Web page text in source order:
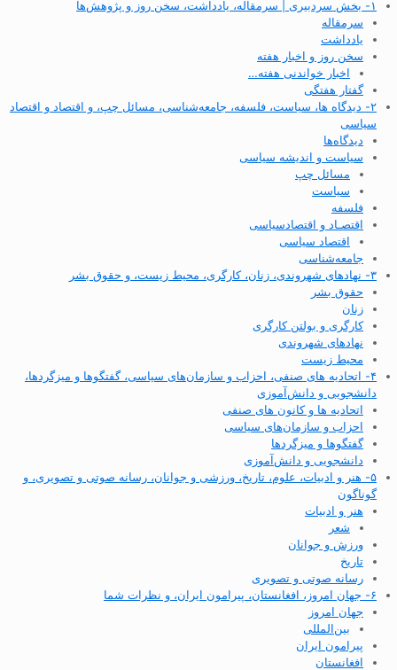
۱- بخش سردبیری | سرمقاله، یادداشت، سخن روز و پژوهش‌ها
سرمقاله
یادداشت
سخن روز و اخبار هفته
اخبار خواندنی هفته…
گفتار هفتگی
۲- دیدگاه ها، سیاست، فلسفه، جامعه‌شناسی، مسائل چپ، و اقتصاد و اقتصاد
سیاسی
دیدگاه‌ها
سیاست و اندیشه سیاسی
مسائل چپ
سیاست
فلسفه
اقتصـاد و اقتصاد‌سیاسی
اقتصاد سیاسی
جامعه‌شناسی
۳- نهادهای شهروندی، زنان، کارگری، محیط زیست، و حقوق بشر
حقوق بشر
زنان
کارگری و بولتن کارگری
نهادهای شهروندی
محیط زیست
۴- اتحادیه های صنفی، احزاب و سازمان‌های سیاسی، گفتگوها و میزگردها،
دانشجویی و دانش‌آموزی
اتحادیه ها و کانون های صنفی
احزاب و سازمان‌های سیاسی
گفتگوها و میزگردها
دانشجویی و دانش‌آموزی
۵- هنر و ادبیات، علوم، تاریخ، ورزشی و جوانان، رسانه صوتی و تصویری، و
گوناگون
هنر و ادبیات
شعر
ورزش و جوانان
تاریخ
رسانه صوتی و تصویری
۶- جهان امروز، افغانستان، پیرامون ایران، و نظرات شما
جهان امروز
بین‌المللی
پیرامون ایران
افغانستان